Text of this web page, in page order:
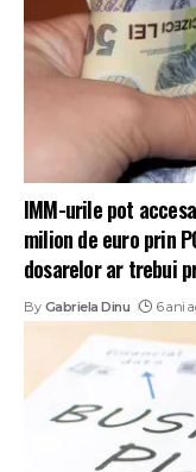
IMM-urile pot
milion de euro prin
dosarelor ar trebui
By Gabriela Dinu 6 ani